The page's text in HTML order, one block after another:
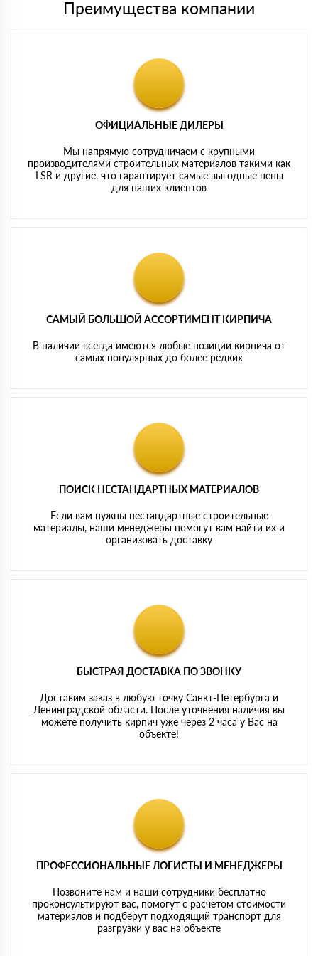
Преимущества компании
ОФИЦИАЛЬНЫЕ ДИЛЕРЫ
Мы напрямую сотрудничаем с крупными
производителями строительных материалов такими как
LSR и другие, что гарантирует самые выгодные цены
для наших клиентов
САМЫЙ БОЛЬШОЙ АССОРТИМЕНТ КИРПИЧА
В наличии всегда имеются любые позиции кирпича от
самых популярных до более редких
ПОИСК НЕСТАНДАРТНЫХ МАТЕРИАЛОВ
Если вам нужны нестандартные строительные
материалы, наши менеджеры помогут вам найти их и
организовать доставку
БЫСТРАЯ ДОСТАВКА ПО ЗВОНКУ
Доставим заказ в любую точку Санкт-Петербурга и
Ленинградской области. После уточнения наличия вы
можете получить кирпич уже через 2 часа у Вас на
объекте!
ПРОФЕССИОНАЛЬНЫЕ ЛОГИСТЫ И МЕНЕДЖЕРЫ
Позвоните нам и наши сотрудники бесплатно
проконсультируют вас, помогут с расчетом стоимости
материалов и подберут подходящий транспорт для
разгрузки у вас на объекте